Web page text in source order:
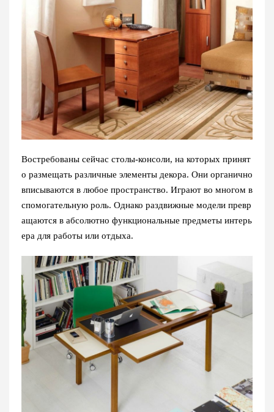
Востребованы сейчас столы-консоли, на которых принят
о размещать различные элементы декора. Они органично
вписываются в любое пространство. Играют во многом в
спомогательную роль. Однако раздвижные модели превр
ащаются в абсолютно функциональные предметы интерь
ера для работы или отдыха.